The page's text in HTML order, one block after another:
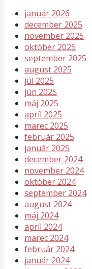
január 2026
december 2025
november 2025
október 2025
september 2025
august 2025
júl 2025
jún 2025
máj 2025
apríl 2025
marec 2025
február 2025
január 2025
december 2024
november 2024
október 2024
september 2024
august 2024
máj 2024
apríl 2024
marec 2024
február 2024
január 2024